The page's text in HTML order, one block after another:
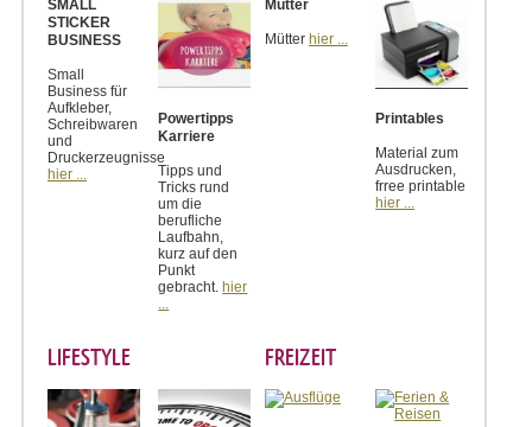
SMALL
STICKER
BUSINESS
Small
Business für
Aufkleber,
Schreibwaren
und
Druckerzeugnisse
hier ...
Powertipps
Karriere
Tipps und
Tricks rund
um die
berufliche
Laufbahn,
kurz auf den
Punkt
gebracht.hier
Mütter
Mütter hier ...
Printables
Material zum
Ausdrucken,
frree printable
hier ...
LIFESTYLE FREIZEIT